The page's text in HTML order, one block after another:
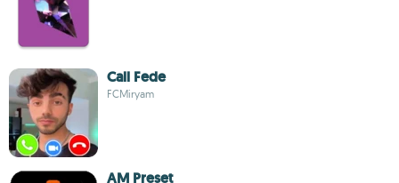
Call Fede
FCMiryam
AM Preset